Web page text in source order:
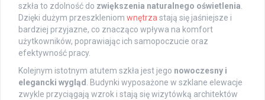
szkła to zdolność do zwiększenia naturalnego oświetlenia
Dzięki dużym przeszkleniom wnętrza stają się jaśniejsze i
bardziej przyjazne, co znacząco wpływa na komfort
użytkowników, poprawiając ich samopoczucie oraz
efektywność pracy.
Kolejnym istotnym atutem szkła jest jego nowoczesny i
elegancki wygląd
. Budynki wyposażone w szklane elewacje
zwykle przyciągają wzrok i stają się wizytówką architektów